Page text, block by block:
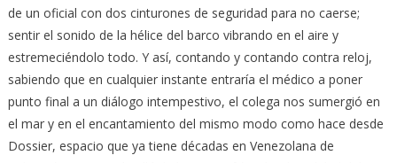
de un oficial con dos cinturones de seguridad para no caerse;
sentir el sonido de la hélice del barco vibrando en el aire y
estremeciéndolo todo. Y así, contando y contando contra reloj,
sabiendo que en cualquier instante entraría el médico a poner
punto final a un diálogo intempestivo, el colega nos sumergió en
el mar y en el encantamiento del mismo modo como hace desde
Dossier, espacio que ya tiene décadas en Venezolana de